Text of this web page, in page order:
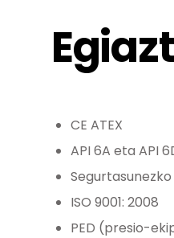
CE ATEX
API 6A eta API
ISO 9001: 2008
PED (presio-